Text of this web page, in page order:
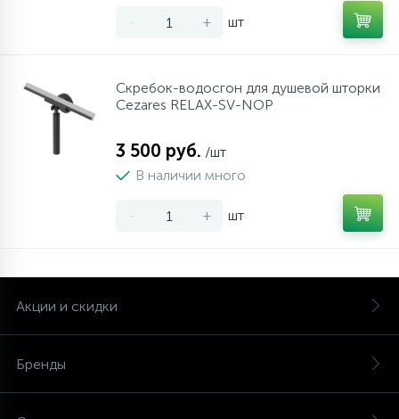
- + шт
Скребок-водосгон для душевой шторки
Cezares RELAX-SV-NOP
3 500 руб. /шт
В наличии много
- + шт
Акции и скидки
Бренды